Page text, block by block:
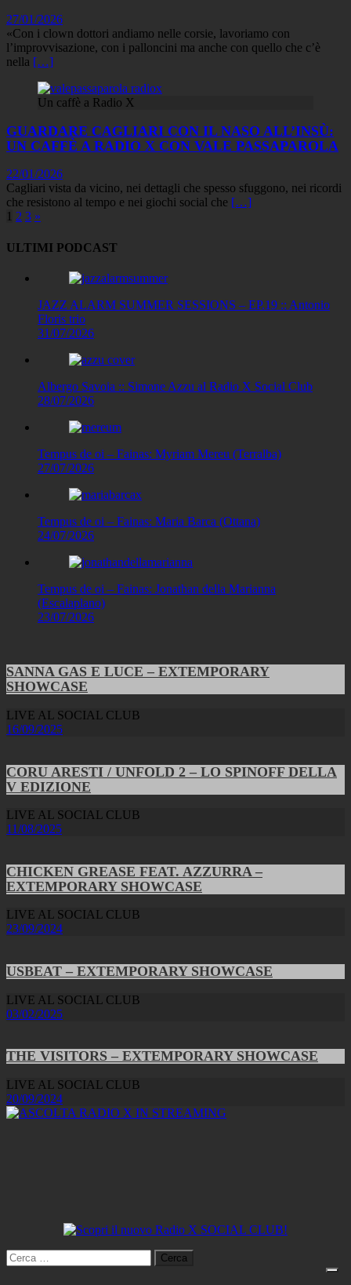
27/01/2026
«Con i clown dottori andiamo nelle corsie, lavoriamo con
l’improvvisazione, con i palloncini ma anche con quello che c’è
nella […]
Un caffè a Radio X
GUARDARE CAGLIARI CON IL NASO ALL’INSÙ:
UN CAFFÈ A RADIO X CON VALE PASSAPAROLA
22/01/2026
Cagliari vista da vicino, nei dettagli che spesso sfuggono, nei ricordi
che resistono al tempo e nei giochi social che […]
Paginazione
degli
1 2 3 »
ULTIMI PODCAST
JAZZ ALARM SUMMER SESSIONS – EP.19 :: Antonio
Floris trio
31/07/2026
Albergo Savoia :: Simone Azzu al Radio X Social Club
28/07/2026
Tempus de oi – Fainas: Myriam Mereu (Terralba)
27/07/2026
Tempus de oi – Fainas: Maria Barca (Ottana)
24/07/2026
Tempus de oi – Fainas: Jonathan della Marianna
(Escalaplano)
23/07/2026
SANNA GAS E LUCE – EXTEMPORARY
SHOWCASE
LIVE AL SOCIAL CLUB
16/09/2025
CORU ARESTI / UNFOLD 2 – LO SPINOFF DELLA
V EDIZIONE
LIVE AL SOCIAL CLUB
11/08/2025
CHICKEN GREASE FEAT. AZZURRA –
EXTEMPORARY SHOWCASE
LIVE AL SOCIAL CLUB
23/09/2024
USBEAT – EXTEMPORARY SHOWCASE
LIVE AL SOCIAL CLUB
03/02/2025
THE VISITORS – EXTEMPORARY SHOWCASE
LIVE AL SOCIAL CLUB
20/09/2024
Ricerca
per: